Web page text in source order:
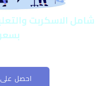
شامل الاسكربت
احصل